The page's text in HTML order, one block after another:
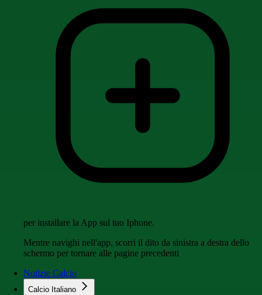
per installare la App sul tuo Iphone.
Mentre navighi nell'app, scorri il dito da sinistra a destra dello
schermo per tornare alle pagine precedenti
Notizie Calcio
Calcio Italiano